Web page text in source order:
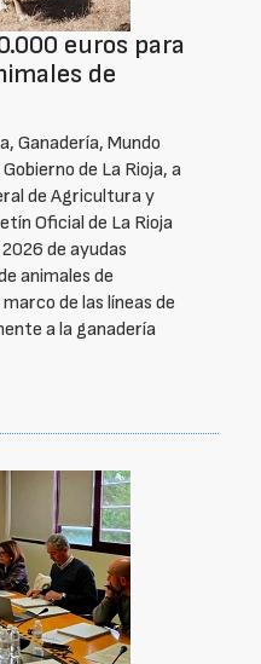
euros para
de
Ganadería, Mundo
de La Rioja, a
de Agricultura y
Oficial de La Rioja
de ayudas
animales de
de las líneas de
a la ganadería